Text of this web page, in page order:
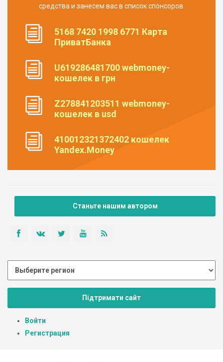
средства и занесем вас в список спонсоров.
5168 7420 1998 6771 Карта
ПриватБанка
U619286481700 webmoney-
кошелек в грн
Z278841203511 webmoney-
кошелек в usd
410012321372402 кошелек
Yandex.Money
Станьте нашим автором
Підтримати сайт
Войти
Регистрация